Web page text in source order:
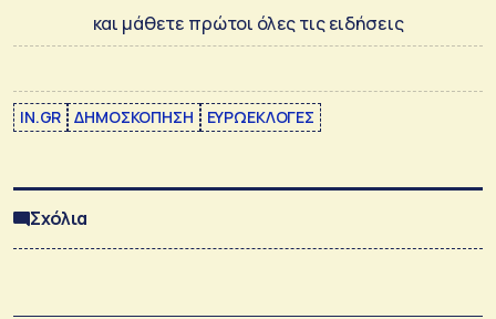
και μάθετε πρώτοι όλες τις ειδήσεις
IN.GR ΔΗΜΟΣΚΟΠΗΣΗ ΕΥΡΩΕΚΛΟΓΕΣ
Σχόλια